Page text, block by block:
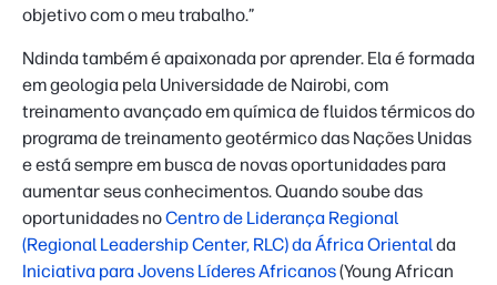
objetivo com o meu trabalho.”
Ndinda também é apaixonada por aprender. Ela é formada
em geologia pela Universidade de Nairobi, com
treinamento avançado em química de fluidos térmicos do
programa de treinamento geotérmico das Nações Unidas
e está sempre em busca de novas oportunidades para
aumentar seus conhecimentos. Quando soube das
oportunidades noCentro de Liderança Regional
(Regional Leadership Center, RLC) da África Oriental da
Iniciativa para Jovens Líderes Africanos(Young African